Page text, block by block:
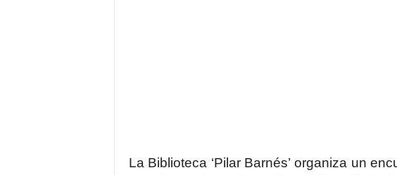
La Biblioteca ‘Pilar Barnés’ organiza un